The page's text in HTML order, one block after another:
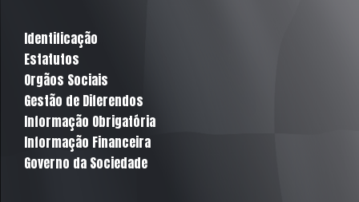
Identificação
Estatutos
Orgãos Sociais
Gestão de Diferendos
Informação Obrigatória
Informação Financeira
Governo da Sociedade